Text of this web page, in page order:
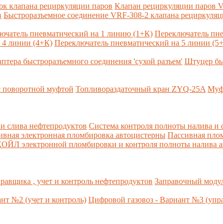
клапана рециркуляции паров Клапан рециркуляции паров
Быстроразъемное соединение VRF-308-2 клапана
пневматический на 1 линию (1+К) Переключатель
4 линии (4+К) Переключатель пневматический на 5 линии
быстроразъемного соединения 'сухой разъем' Штуцер
поворотной муфтой Топливораздаточный кран ZYQ-25A
слива нефтепродуктов Система контроля полноты налива и
электронная пломбировка автоцистерны Пассивная
электронной пломбировки и контроля полноты налива
, учет и контроль нефтепродуктов Заправочный
№2 (учет и контроль) Цифровой газовоз - Вариант №3